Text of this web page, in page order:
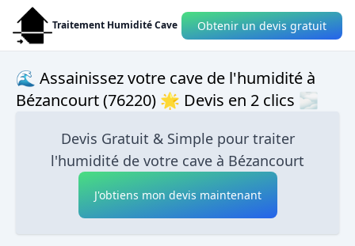
Traitement Humidité Cave Obtenir un devis gratuit
🌊 Assainissez votre cave de l'humidité à
Bézancourt (76220) 🌟 Devis en 2 clics 🌫
Devis Gratuit & Simple pour traiter
l'humidité de votre cave à Bézancourt
J'obtiens mon devis maintenant